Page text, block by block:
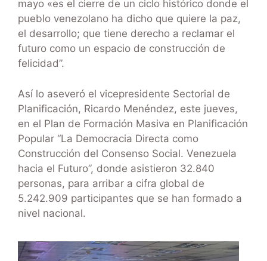
mayo «es el cierre de un ciclo histórico donde el
pueblo venezolano ha dicho que quiere la paz,
el desarrollo; que tiene derecho a reclamar el
futuro como un espacio de construcción de
felicidad”.
Así lo aseveró el vicepresidente Sectorial de
Planificación, Ricardo Menéndez, este jueves,
en el Plan de Formación Masiva en Planificación
Popular “La Democracia Directa como
Construcción del Consenso Social. Venezuela
hacia el Futuro”, donde asistieron 32.840
personas, para arribar a cifra global de
5.242.909 participantes que se han formado a
nivel nacional.